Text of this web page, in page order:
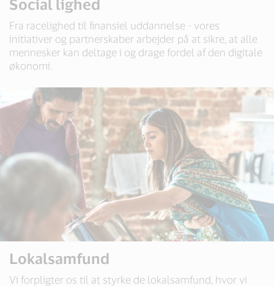
Social lighed
Fra racelighed til finansiel uddannelse - vores
initiativer og partnerskaber arbejder på at sikre, at alle
mennesker kan deltage i og drage fordel af den digitale
økonomi.
Lokalsamfund
Vi forpligter os til at styrke de lokalsamfund, hvor vi